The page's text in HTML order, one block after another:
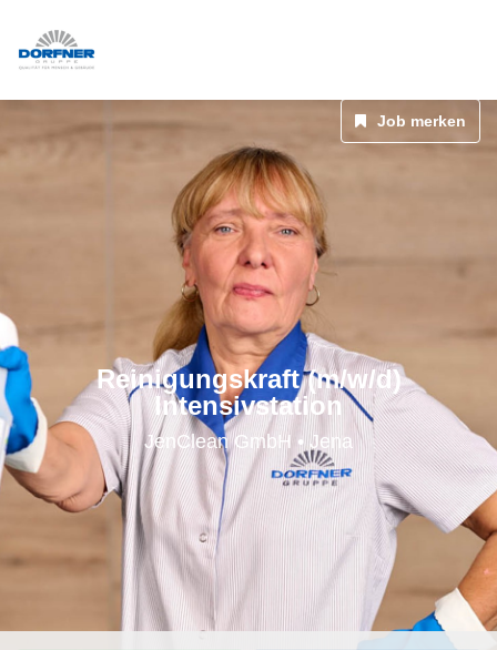
Reinigungskraft (m/w/d)
Intensivstation
JenClean GmbH • Jena
Job merken